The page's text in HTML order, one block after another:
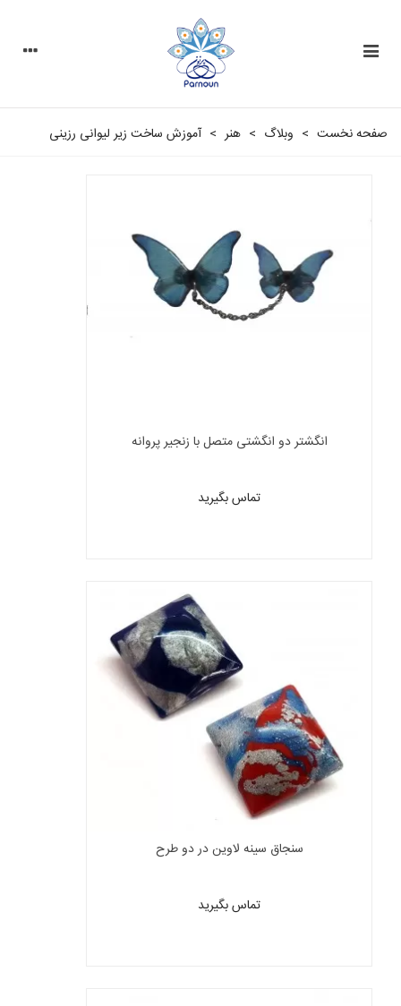
صفحه نخست > وبلاگ > هنر > آموزش ساخت زیر لیوانی رزینی
انگشتر دو انگشتی متصل با زنجیر پروانه
تماس بگیرید
سنجاق سینه لاوین در دو طرح
تماس بگیرید